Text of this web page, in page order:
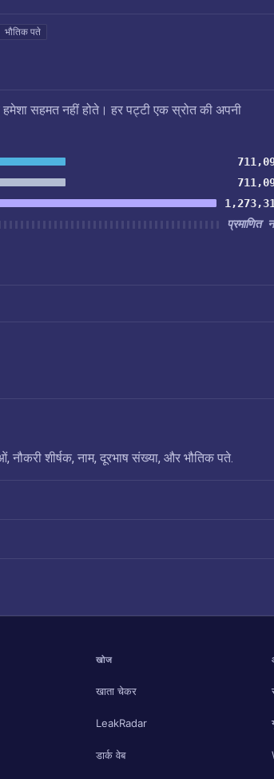
भौतिक पते
सहमत नहीं होते। हर पट्टी एक स्रोत की अपनी
प्रमाणित
शीर्षक, नाम, दूरभाष संख्या, और भौतिक पते.
खोज
खाता चेकर
LeakRadar
डार्क वेब